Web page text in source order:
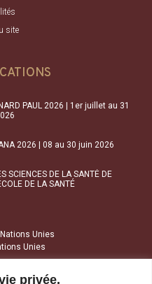
privée.
site
PAUL 2026 | 1er juillet au 31
2026 | 08 au 30 juin 2026
SCIENCES DE LA SANTÉ DE
DE LA SANTÉ
Unies
Unies